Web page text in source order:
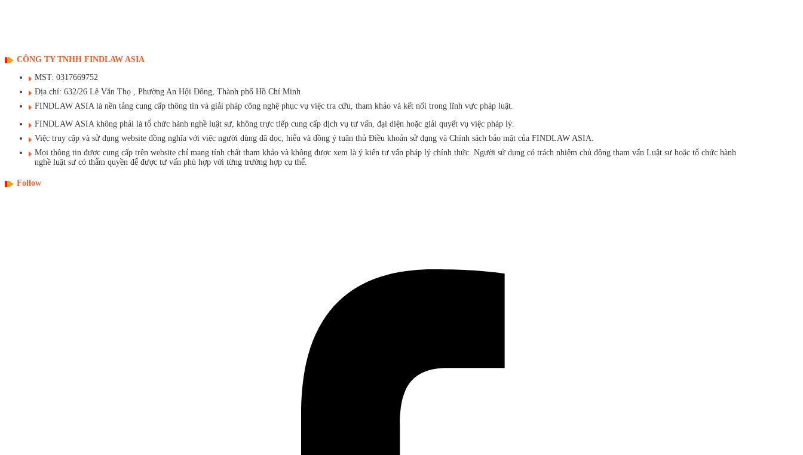
CÔNG TY TNHH FINDLAW ASIA
MST: 0317669752
Địa chỉ: 632/26 Lê Văn Thọ , Phường An Hội Đông, Thành phố Hồ Chí Minh
FINDLAW ASIA là nền tảng cung cấp thông tin và giải pháp công nghệ phục vụ việc tra cứu, tham khảo và kết nối trong lĩnh vực pháp luật.
FINDLAW ASIA không phải là tổ chức hành nghề luật sư, không trực tiếp cung cấp dịch vụ tư vấn, đại diện hoặc giải quyết vụ việc pháp lý.
Việc truy cập và sử dụng website đồng nghĩa với việc người dùng đã đọc, hiểu và đồng ý tuân thủ Điều khoản sử dụng và Chính sách bảo mật của FINDLAW ASIA.
Mọi thông tin được cung cấp trên website chỉ mang tính chất tham khảo và không được xem là ý kiến tư vấn pháp lý chính thức. Người sử dụng có trách nhiệm chủ động tham vấn Luật sư hoặc tổ chức hành
nghề luật sư có thẩm quyền để được tư vấn phù hợp với từng trường hợp cụ thể.
Follow